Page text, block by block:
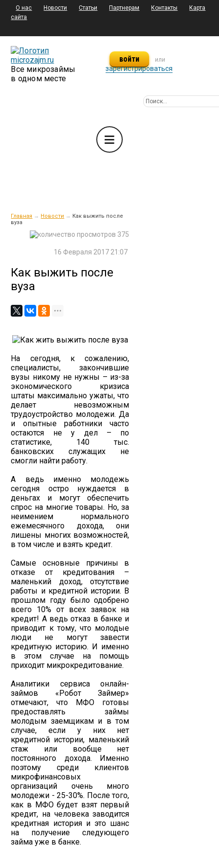
О нас Новости Статьи Партнерам Контакты
Карта
сайта
Все микрозаймы
в одном месте
войти или
зарегистрироваться
Главная → Новости → Как выжить после
вуза
375
16 Февраля 2017 21:07
Как выжить после
вуза
На сегодня, к сожалению,
специалисты, закончившие
вузы никому не нужны – из-за
экономического кризиса
штаты максимально ужаты, что
делает невозможным
трудоустройство молодежи. Да
и опытные работники часто
остаются не у дел – по
статистике, 140 тыс.
банковских служащих не
смогли найти работу.
А ведь именно молодежь
сегодня остро нуждается в
деньгах и могут обеспечить
спрос на многие товары. Но, за
неимением нормального
ежемесячного дохода, они
лишены многих возможностей,
в том числе и взять кредит.
Самые основные причины в
отказе от кредитования –
маленький доход, отсутствие
работы и кредитной истории. В
прошлом году было одобрено
всего 10% от всех заявок на
кредит! А ведь отказ в банке и
приводит к тому, что молодые
люди не могут завести
кредитную историю. И именно
в этом случае на помощь
приходит микрокредитование.
Аналитики сервиса онлайн-
займов «Робот Займер»
отмечают, что МФО готовы
предоставлять займы
молодым заемщикам и в том
случае, если у них нет
кредитной истории, маленький
стаж или вообще нет
постоянного дохода. Именно
поэтому среди клиентов
микрофинансовых
организаций очень много
молодежи - 25-30%. После того,
как в МФО будет взят первый
кредит, на человека заводится
кредитная история и это шанс
на получение следующего
займа уже в банке.